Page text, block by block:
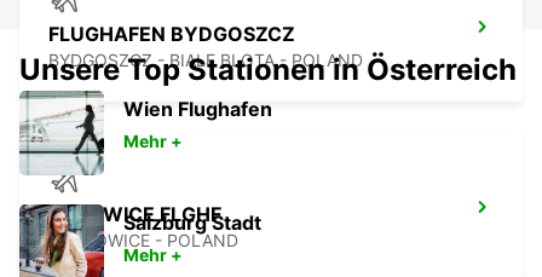
FLUGHAFEN BYDGOSZCZ
BYDGOSZCZ - BIALE BLOTA - POLAND
KATOWICE FLGHF
OZAROWICE - POLAND
Unsere Top Stationen in Österreich
Wien Flughafen
Mehr +
Salzburg Stadt
Mehr +